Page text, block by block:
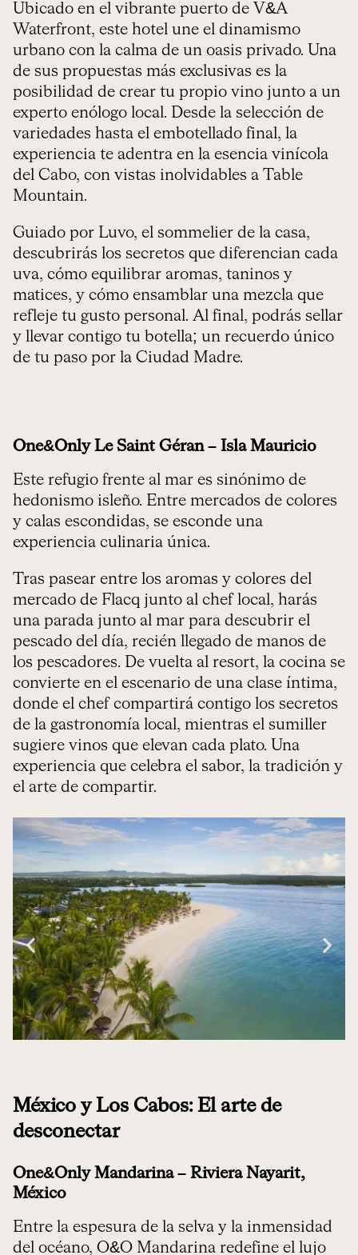
Ubicado en el vibrante puerto de V&A
Waterfront, este hotel une el dinamismo
urbano con la calma de un oasis privado. Una
de sus propuestas más exclusivas es la
posibilidad de crear tu propio vino junto a un
experto enólogo local. Desde la selección de
variedades hasta el embotellado final, la
experiencia te adentra en la esencia vinícola
del Cabo, con vistas inolvidables a Table
Mountain.
Guiado por Luvo, el sommelier de la casa,
descubrirás los secretos que diferencian cada
uva, cómo equilibrar aromas, taninos y
matices, y cómo ensamblar una mezcla que
refleje tu gusto personal. Al final, podrás sellar
y llevar contigo tu botella; un recuerdo único
de tu paso por la Ciudad Madre.
One&Only Le Saint Géran – Isla Mauricio
Este refugio frente al mar es sinónimo de
hedonismo isleño. Entre mercados de colores
y calas escondidas, se esconde una
experiencia culinaria única.
Tras pasear entre los aromas y colores del
mercado de Flacq junto al chef local, harás
una parada junto al mar para descubrir el
pescado del día, recién llegado de manos de
los pescadores. De vuelta al resort, la cocina se
convierte en el escenario de una clase íntima,
donde el chef compartirá contigo los secretos
de la gastronomía local, mientras el sumiller
sugiere vinos que elevan cada plato. Una
experiencia que celebra el sabor, la tradición y
el arte de compartir.
México y Los Cabos: El arte de
desconectar
One&Only Mandarina – Riviera Nayarit,
México
Entre la espesura de la selva y la inmensidad
del océano, O&O Mandarina redefine el lujo